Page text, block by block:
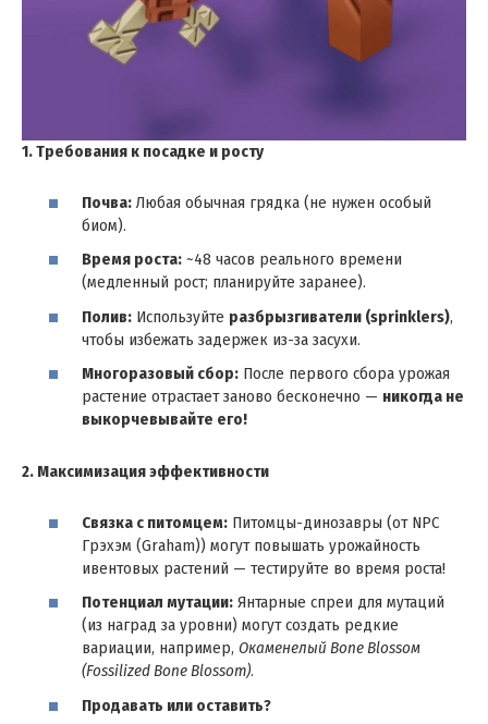
1. Требования к посадке и росту
Почва: Любая обычная грядка (не нужен особый
биом).
Время роста: ~48 часов реального времени
(медленный рост; планируйте заранее).
Полив: Используйте разбрызгиватели (sprinklers),
чтобы избежать задержек из-за засухи.
Многоразовый сбор: После первого сбора урожая
растение отрастает заново бесконечно — никогда не
выкорчевывайте его!
2. Максимизация эффективности
Связка с питомцем: Питомцы-динозавры (от NPC
Грэхэм (Graham)) могут повышать урожайность
ивентовых растений — тестируйте во время роста!
Потенциал мутации: Янтарные спреи для мутаций
(из наград за уровни) могут создать редкие
вариации, например, Окаменелый Bone Blossом
(Fossilized Bone Blossom).
Продавать или оставить?